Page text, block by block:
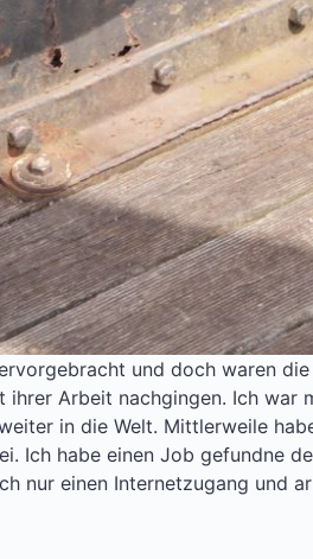
und doch waren
Arbeit nachgingen. Ich war
in die Welt. Mittlerweile
Ich habe einen Job gefundne
nur einen Internetzugang und